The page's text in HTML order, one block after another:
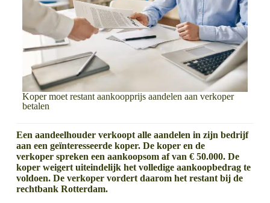
Koper moet restant aankoopprijs aandelen aan verkoper
betalen
Een aandeelhouder verkoopt alle aandelen in zijn bedrijf
aan een geïnteresseerde koper. De koper en de
verkoper spreken een aankoopsom af van € 50.000. De
koper weigert uiteindelijk het volledige aankoopbedrag te
voldoen. De verkoper vordert daarom het restant bij de
rechtbank Rotterdam.